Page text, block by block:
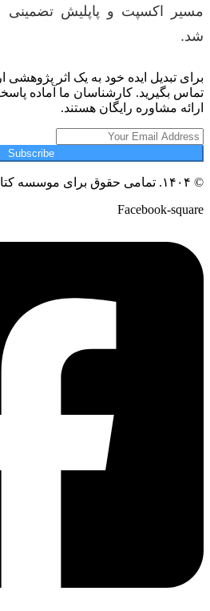
مسیر اکسپت و پاپلیش تضمینی
شد.
برای تبدیل ایده خود به یک اثر پژوهشی
تماس بگیرید. کارشناسان ما آماده
ارائه مشاوره رایگان هستند.
Subscribe
© ۱۴۰۴. تمامی حقوق برای موسسه کتاب محفوظ است.
Facebook-square